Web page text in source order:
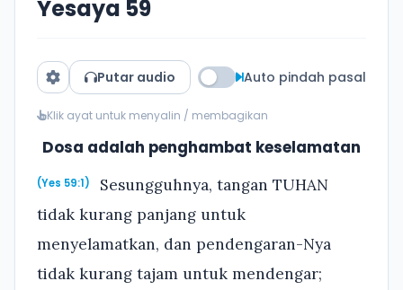
Yesaya 59
Putar audio Auto pindah pasal
Klik ayat untuk menyalin / membagikan
Dosa adalah penghambat keselamatan
(Yes 59:1)
Sesungguhnya, tangan TUHAN
tidak kurang panjang untuk
menyelamatkan, dan pendengaran-Nya
tidak kurang tajam untuk mendengar;